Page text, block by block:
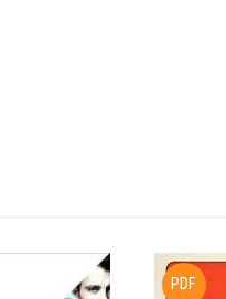
PDF